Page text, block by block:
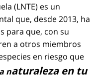
(LNTE) es un
que, desde 2013, ha
para que, con su
a otros miembros
en riesgo que
naturaleza en tu